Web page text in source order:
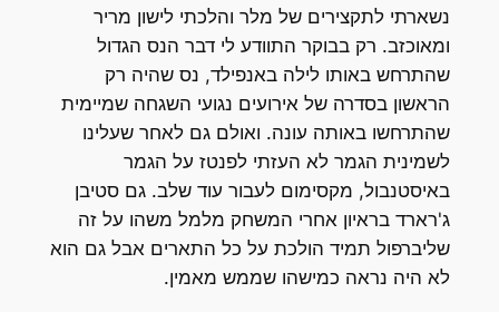
נשארתי לתקצירים של מלר והלכתי לישון מריר
ומאוכזב. רק בבוקר התוודע לי דבר הנס הגדול
שהתרחש באותו לילה באנפילד, נס שהיה רק
הראשון בסדרה של אירועים נגועי השגחה שמיימית
שהתרחשו באותה עונה. ואולם גם לאחר שעלינו
לשמינית הגמר לא העזתי לפנטז על הגמר
באיסטנבול, מקסימום לעבור עוד שלב. גם סטיבן
ג'רארד בראיון אחרי המשחק מלמל משהו על זה
שליברפול תמיד הולכת על כל התארים אבל גם הוא
לא היה נראה כמישהו שממש מאמין.